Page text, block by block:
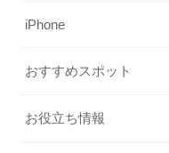
iPhone
おすすめスポット
お役立ち情報